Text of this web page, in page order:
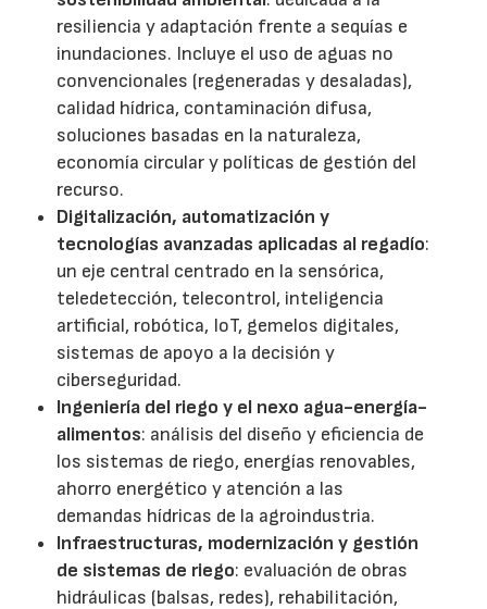
resiliencia y adaptación frente a sequías e
inundaciones. Incluye el uso de aguas no
convencionales (regeneradas y desaladas),
calidad hídrica, contaminación difusa,
soluciones basadas en la naturaleza,
economía circular y políticas de gestión del
recurso.
Digitalización, automatización y
tecnologías avanzadas aplicadas al regadío:
un eje central centrado en la sensórica,
teledetección, telecontrol, inteligencia
artificial, robótica, IoT, gemelos digitales,
sistemas de apoyo a la decisión y
ciberseguridad.
Ingeniería del riego y el nexo agua-energía-
alimentos: análisis del diseño y eficiencia de
los sistemas de riego, energías renovables,
ahorro energético y atención a las
demandas hídricas de la agroindustria.
Infraestructuras, modernización y gestión
de sistemas de riego: evaluación de obras
hidráulicas (balsas, redes), rehabilitación,